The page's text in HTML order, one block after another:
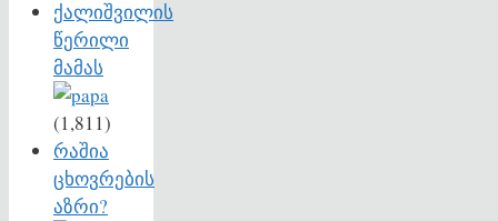
ქალიშვილის
წერილი
მამას
(1,811)
რაშია
ცხოვრების
აზრი?